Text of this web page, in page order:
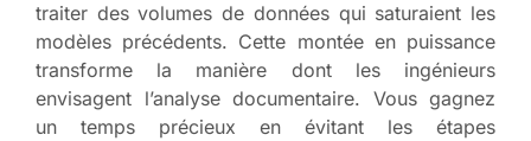
traiter des volumes de données qui saturaient les
modèles précédents. Cette montée en puissance
transforme la manière dont les ingénieurs
envisagent l’analyse documentaire. Vous gagnez
un temps précieux en évitant les étapes